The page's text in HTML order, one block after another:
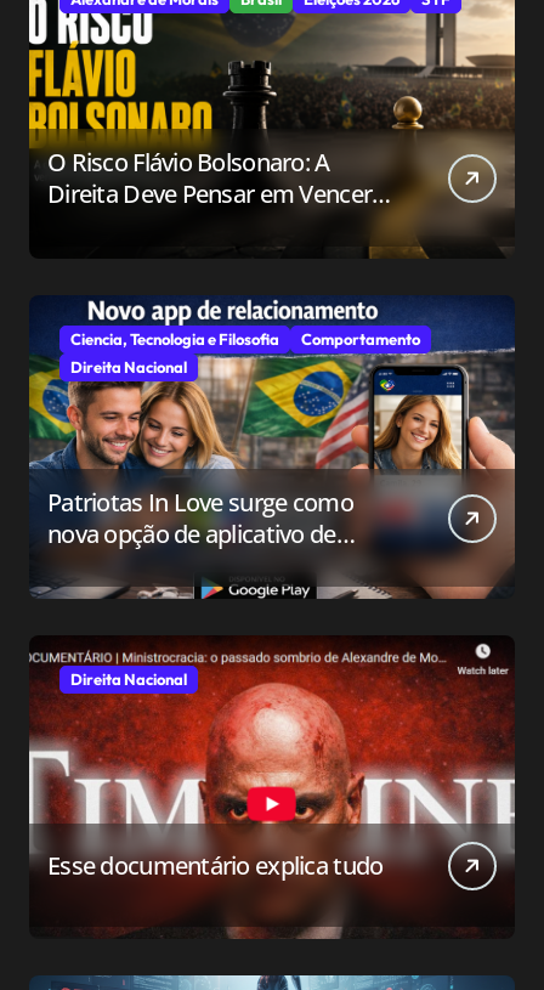
O Risco Flávio Bolsonaro: A
Direita Deve Pensar em Vencer
Ciencia, Tecnologia e Filosofia
Comportamento
Direita Nacional
Patriotas In Love surge como
nova opção de aplicativo de
relacionamento para o público
conservador
Direita Nacional
Esse documentário explica tudo